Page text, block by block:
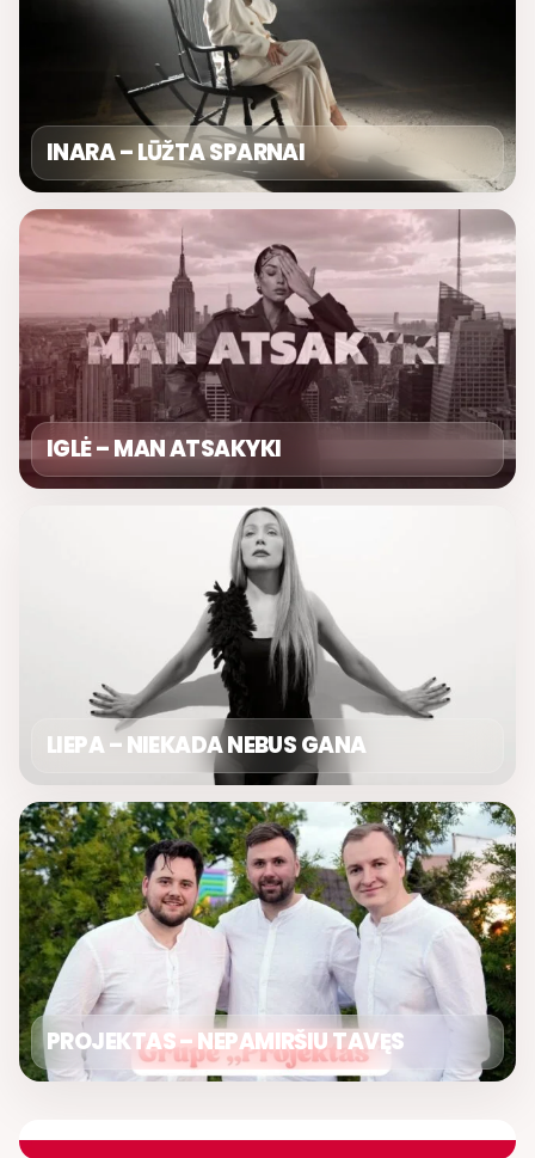
INARA – LŪŽTA SPARNAI
IGLĖ – MAN ATSAKYKI
LIEPA – NIEKADA NEBUS GANA
PROJEKTAS – NEPAMIRŠIU TAVĘS